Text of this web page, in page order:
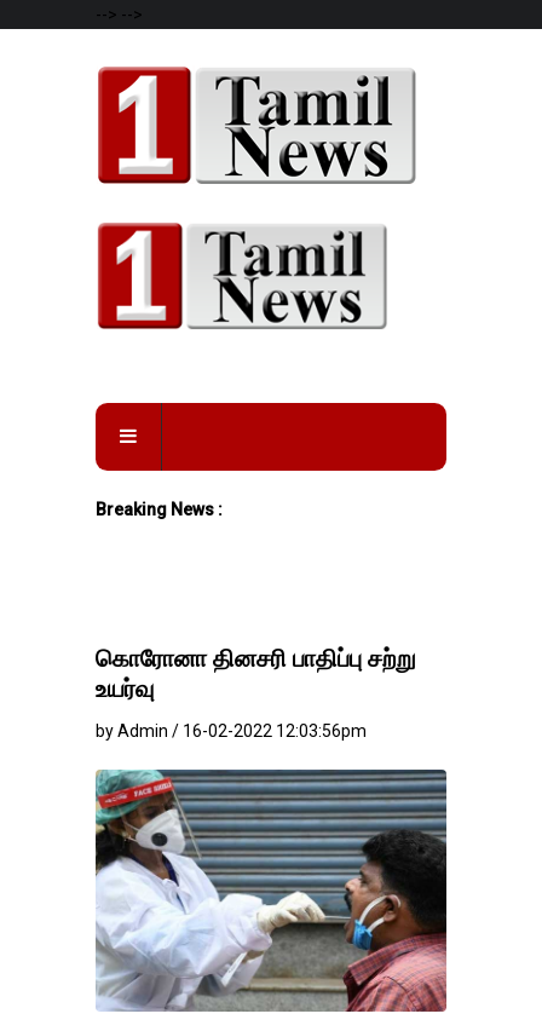
--> -->
Breaking News :
கொரோனா தினசரி பாதிப்பு சற்று
உயர்வு
by Admin / 16-02-2022 12:03:56pm